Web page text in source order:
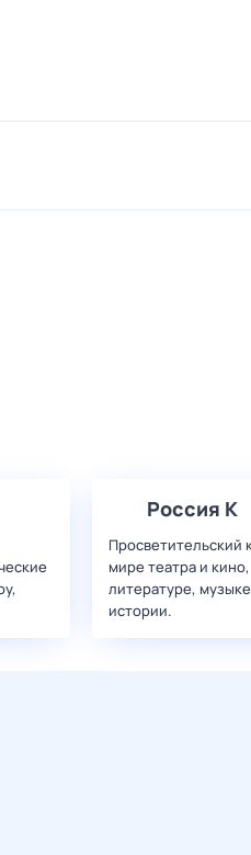
Россия К
Просветительский
мире театра и кино,
литературе,
истории.